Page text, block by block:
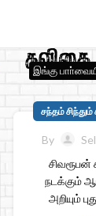
இங்கு
சந்தம்
By
சிவரூபன்
நடக்கும்
அறியும்